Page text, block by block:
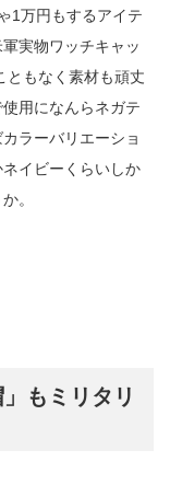
1万円もするアイテ
実物ワッチキャッ
ともなく素材も頑丈
用になんらネガテ
ラーバリエーショ
イビーくらいしか
。
もミリタリ